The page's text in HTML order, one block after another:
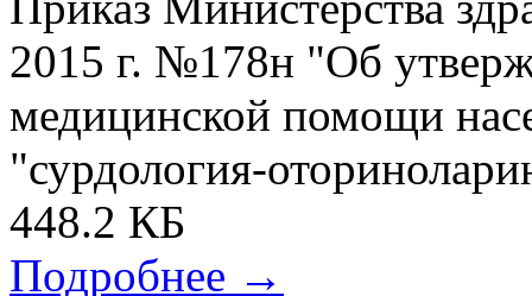
2015 г. №178н "Об
медицинской помощи
"сурдология-
448.2 КБ
Подробнее →